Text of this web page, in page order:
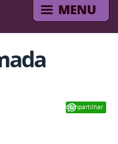
Compartilhar